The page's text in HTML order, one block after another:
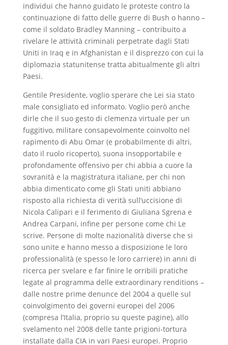
individui che hanno guidato le proteste contro la
continuazione di fatto delle guerre di Bush o hanno –
come il soldato Bradley Manning – contribuito a
rivelare le attività criminali perpetrate dagli Stati
Uniti in Iraq e in Afghanistan e il disprezzo con cui la
diplomazia statunitense tratta abitualmente gli altri
Paesi.
Gentile Presidente, voglio sperare che Lei sia stato
male consigliato ed informato. Voglio però anche
dirle che il suo gesto di clemenza virtuale per un
fuggitivo, militare consapevolmente coinvolto nel
rapimento di Abu Omar (e probabilmente di altri,
dato il ruolo ricoperto), suona insopportabile e
profondamente offensivo per chi abbia a cuore la
sovranità e la magistratura italiane, per chi non
abbia dimenticato come gli Stati uniti abbiano
risposto alla richiesta di verità sull’uccisione di
Nicola Calipari e il ferimento di Giuliana Sgrena e
Andrea Carpani, infine per persone come chi Le
scrive. Persone di molte nazionalità diverse che si
sono unite e hanno messo a disposizione le loro
professionalità (e spesso le loro carriere) in anni di
ricerca per svelare e far finire le orribili pratiche
legate al programma delle extraordinary renditions –
dalle nostre prime denunce del 2004 a quelle sul
coinvolgimento dei governi europei del 2006
(compresa l’Italia, proprio su queste pagine), allo
svelamento nel 2008 delle tante prigioni-tortura
installate dalla CIA in vari Paesi europei. Proprio